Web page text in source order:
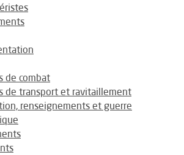
de combat
de transport et ravitaillement
renseignements et guerre